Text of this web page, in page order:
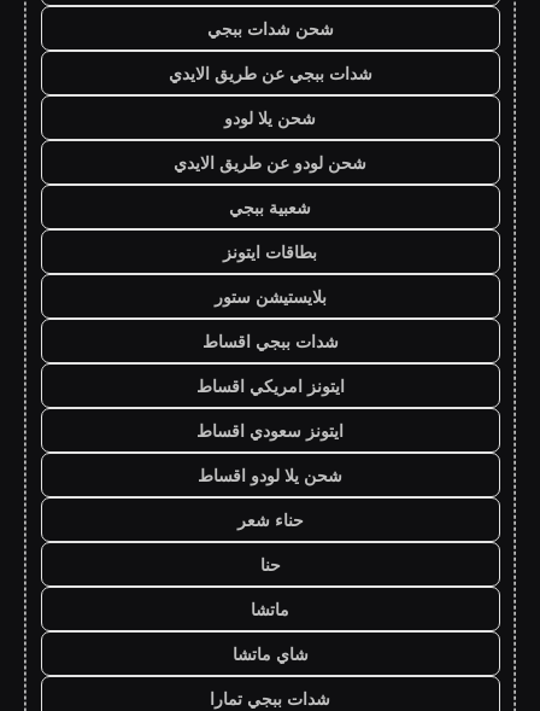
شحن شدات ببجي
شدات ببجي عن طريق الايدي
شحن يلا لودو
شحن لودو عن طريق الايدي
شعبية ببجي
بطاقات ايتونز
بلايستيشن ستور
شدات ببجي اقساط
ايتونز امريكي اقساط
ايتونز سعودي اقساط
شحن يلا لودو اقساط
حناء شعر
حنا
ماتشا
شاي ماتشا
شدات ببجي تمارا